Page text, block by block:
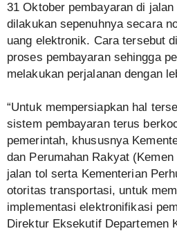
31 Oktober pembayaran di
dilakukan sepenuhnya secara
uang elektronik. Cara tersebut
proses pembayaran sehingga
melakukan perjalanan dengan
“Untuk mempersiapkan hal
sistem pembayaran terus
pemerintah, khususnya
dan Perumahan Rakyat
jalan tol serta Kementerian
otoritas transportasi, untuk
implementasi elektronifikasi
Direktur Eksekutif Departemen